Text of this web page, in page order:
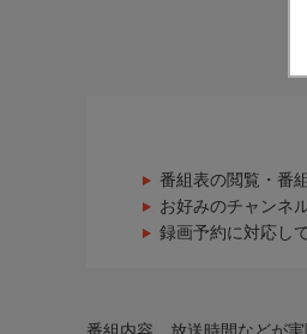
番組表の閲覧・番
お好みのチャンネ
録画予約に対応し